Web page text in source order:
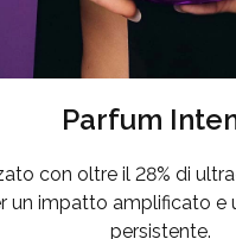
Parfum
con oltre il 28% di
un impatto amplificato e
persistente.